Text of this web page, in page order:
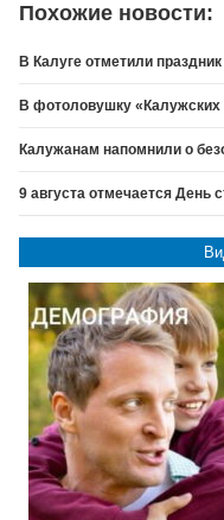
Похожие новости:
В Калуге отметили
В фотоловушку «Калужских
Калужанам напомнили о
9 августа отмечается День